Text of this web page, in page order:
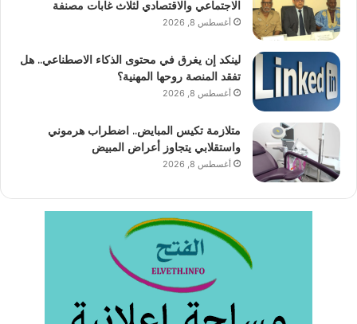
الاجتماعي والاقتصادي لثلاث غابات مصنفة
أغسطس 8, 2026
لينكد إن يغرق في محتوى الذكاء الاصطناعي.. هل
تفقد المنصة روحها المهنية؟
أغسطس 8, 2026
متلازمة تكيس المبايض.. اضطراب هرموني
واستقلابي يتجاوز أعراض المبيض
أغسطس 8, 2026